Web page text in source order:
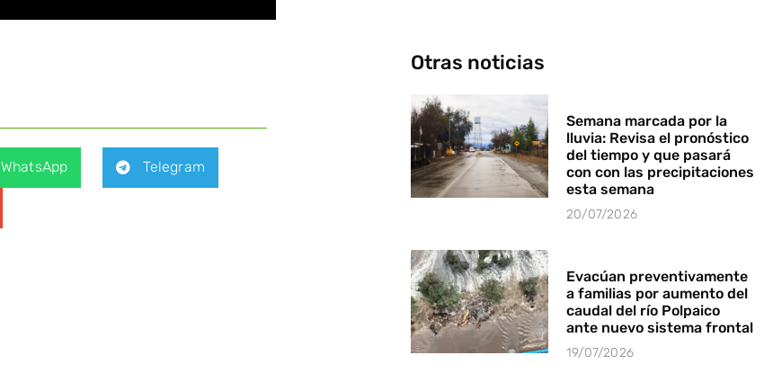
WhatsApp Telegram
Otras noticias
Semana marcada por la
lluvia: Revisa el pronóstico
del tiempo y que pasará
con con las precipitaciones
esta semana
20/07/2026
Evacúan preventivamente
a familias por aumento del
caudal del río Polpaico
ante nuevo sistema frontal
19/07/2026